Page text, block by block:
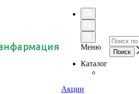
Меню
Каталог
Акции